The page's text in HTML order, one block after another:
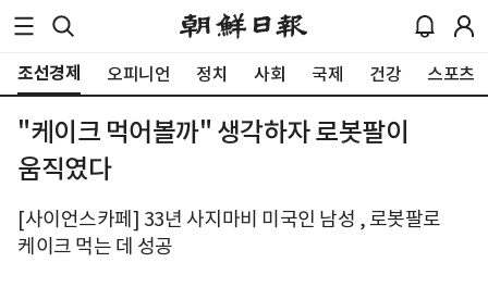
조선경제 오피니언 정치 사회 국제 건강 스포츠
"케이크 먹어볼까" 생각하자 로봇팔이
움직였다
[사이언스카페] 33년 사지마비 미국인 남성 , 로봇팔로
케이크 먹는 데 성공